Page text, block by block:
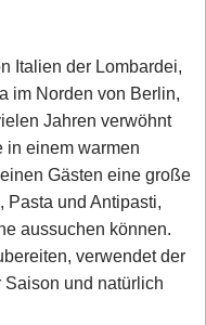
Italien der Lombardei,
im Norden von Berlin,
Jahren verwöhnt
in einem warmen
Gästen eine große
und Antipasti,
aussuchen können.
verwendet der
und natürlich